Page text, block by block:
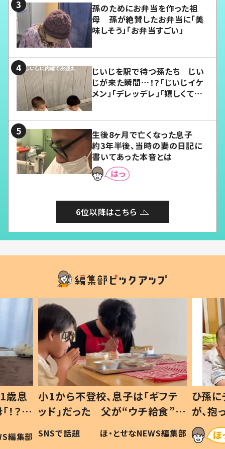
孫のためにお弁当を作った祖
母 孫が絶賛したお弁当に「美
味しそう」「お弁当すごい」
じいじを駅で待つ孫たち じい
じが来た瞬間…！？「じいじイケ
メン」「デレッデレ」「嬉しくて可
生後8ヶ月で亡くなった息子
約3年半後、当時の妻の日記に
書いてあった本音とは
6位以降はこちら
歳息
？」
編集部
小1から不登校、息子は「ギフテ
ッド」だった 父が“ウチ給食”を
作り続ける理由とは #令和の親
#令和の子
SNSで話題 ほ・とせなNEWS編集部
ひ孫
が、
「涙が
い」